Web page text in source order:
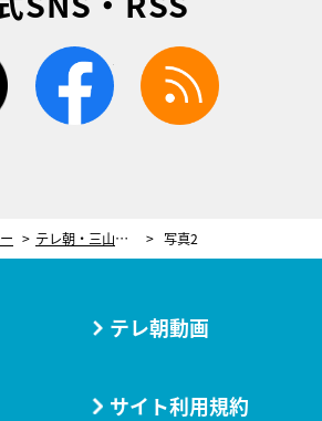
twitter facebook
テレ朝・三山賀子アナ、“最近のリフレッシュ方法”で癒される。しかし…熱中しすぎて肩が凝ってしまうことも 写真2
テレ朝動画
サイト利用規約